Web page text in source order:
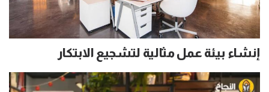
إنشاء بيئة عمل مثالية لتشجيع الابتكار